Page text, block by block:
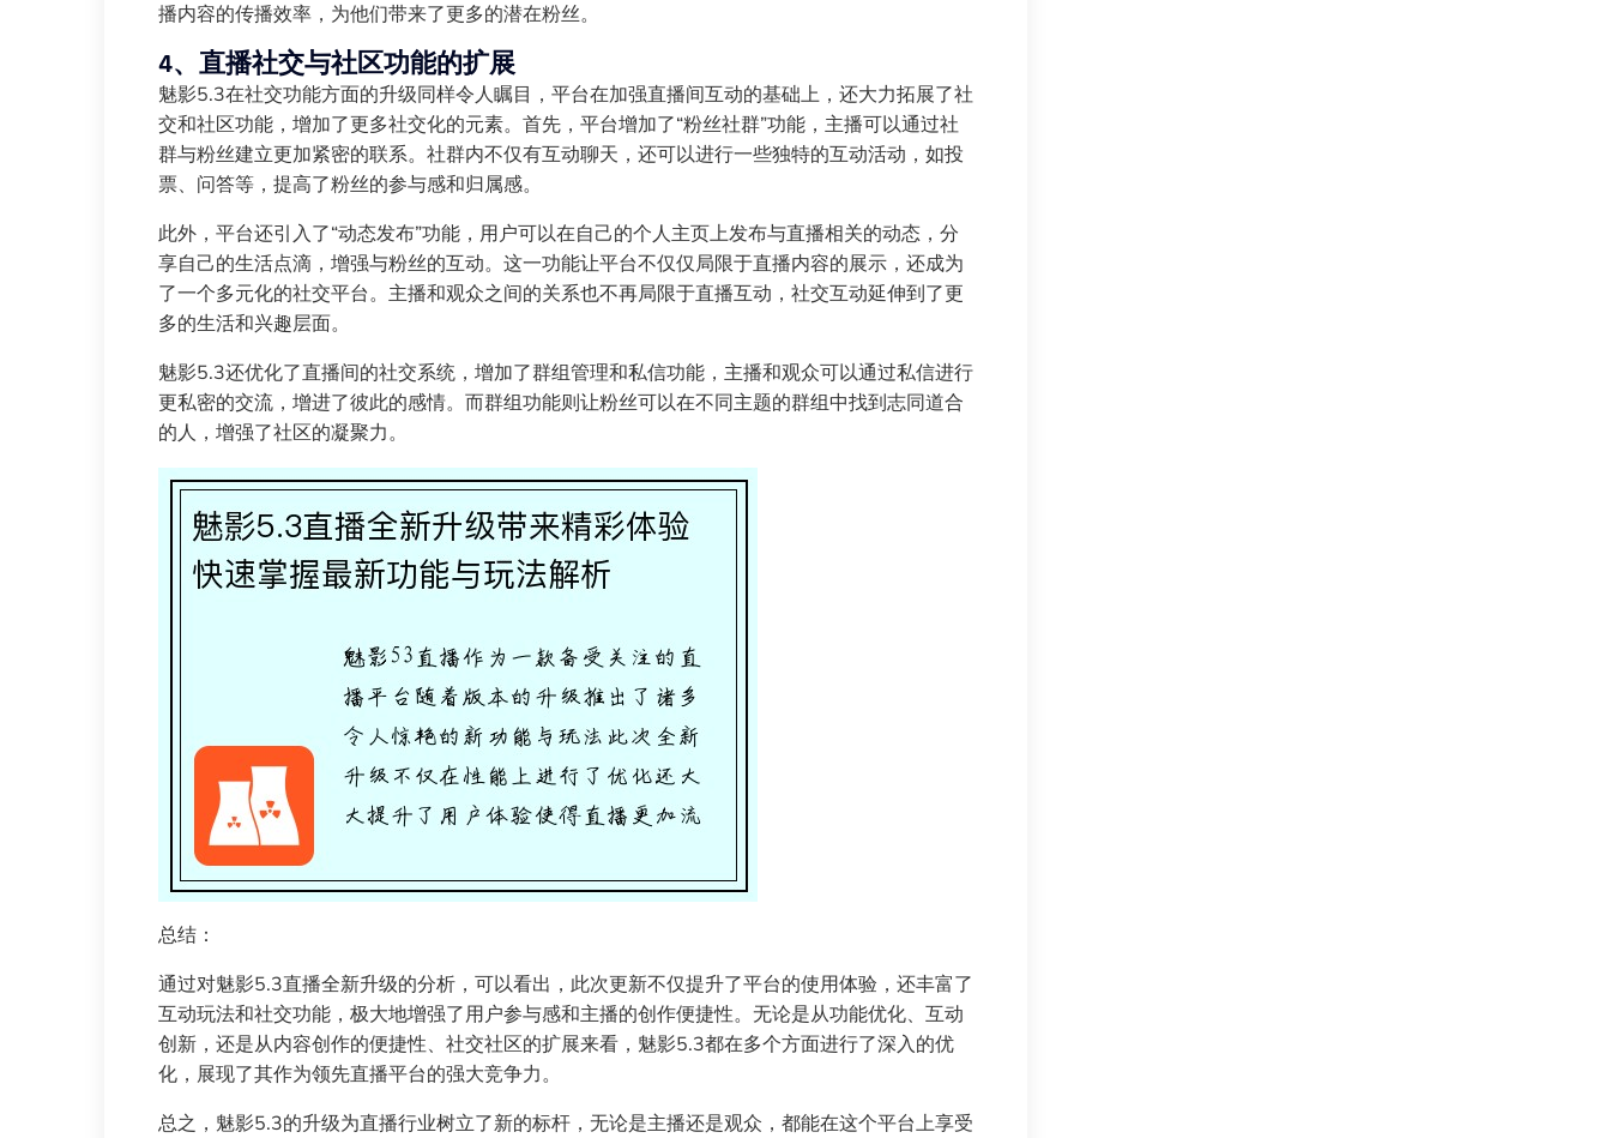
播内容的传播效率，为他们带来了更多的潜在粉丝。
4、直播社交与社区功能的扩展
魅影5.3在社交功能方面的升级同样令人瞩目，平台在加强直播间互动的基础上，还大力拓展了社
交和社区功能，增加了更多社交化的元素。首先，平台增加了“粉丝社群”功能，主播可以通过社
群与粉丝建立更加紧密的联系。社群内不仅有互动聊天，还可以进行一些独特的互动活动，如投
票、问答等，提高了粉丝的参与感和归属感。
此外，平台还引入了“动态发布”功能，用户可以在自己的个人主页上发布与直播相关的动态，分
享自己的生活点滴，增强与粉丝的互动。这一功能让平台不仅仅局限于直播内容的展示，还成为
了一个多元化的社交平台。主播和观众之间的关系也不再局限于直播互动，社交互动延伸到了更
多的生活和兴趣层面。
魅影5.3还优化了直播间的社交系统，增加了群组管理和私信功能，主播和观众可以通过私信进行
更私密的交流，增进了彼此的感情。而群组功能则让粉丝可以在不同主题的群组中找到志同道合
的人，增强了社区的凝聚力。
总结：
通过对魅影5.3直播全新升级的分析，可以看出，此次更新不仅提升了平台的使用体验，还丰富了
互动玩法和社交功能，极大地增强了用户参与感和主播的创作便捷性。无论是从功能优化、互动
创新，还是从内容创作的便捷性、社交社区的扩展来看，魅影5.3都在多个方面进行了深入的优
化，展现了其作为领先直播平台的强大竞争力。
总之，魅影5.3的升级为直播行业树立了新的标杆，无论是主播还是观众，都能在这个平台上享受